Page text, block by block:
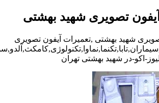
تصویری شهید بهشتی
شهید بهشتی ,تعمیرات آیفون تصویری
اکو-در شهید بهشتی تهران